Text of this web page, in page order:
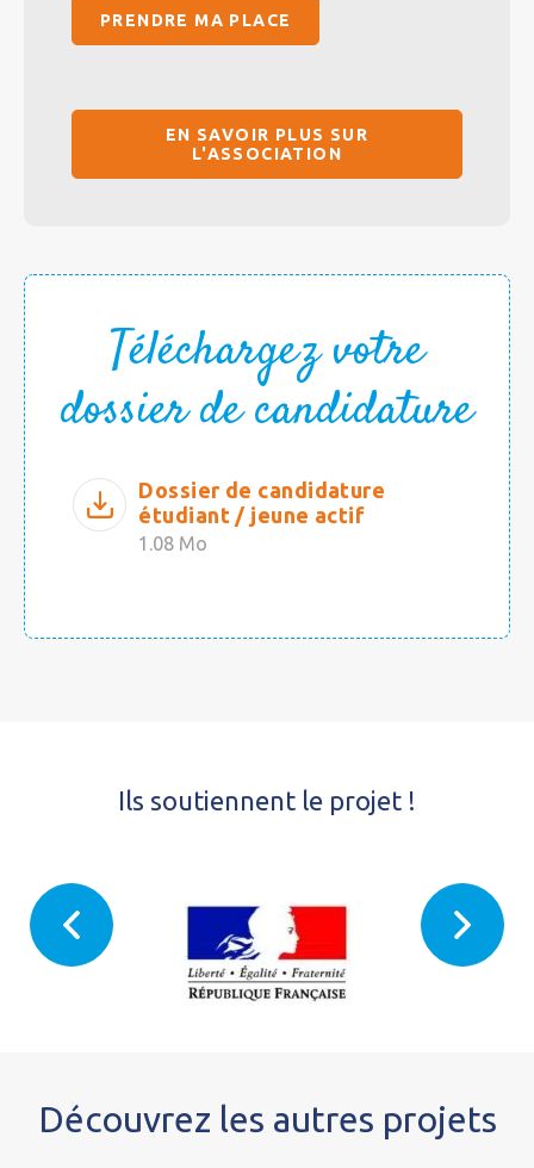
PRENDRE MA PLACE
EN SAVOIR PLUS SUR
L'ASSOCIATION
Téléchargez votre
dossier de candidature
Dossier de candidature
étudiant / jeune actif
1.08 Mo
Ils soutiennent le projet !
Découvrez les autres projets